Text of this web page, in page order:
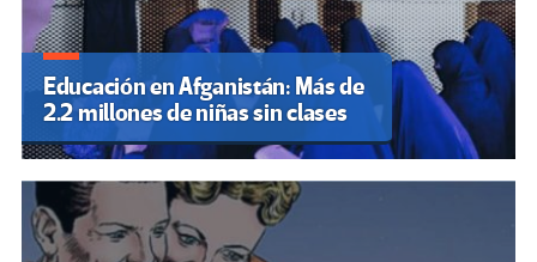
Educación en Afganistán: Más de
2.2 millones de niñas sin clases